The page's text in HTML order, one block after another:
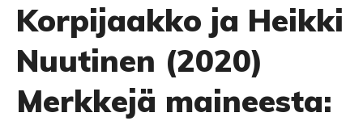
Korpijaakko ja Heikki
Nuutinen (2020)
Merkkejä maineesta: